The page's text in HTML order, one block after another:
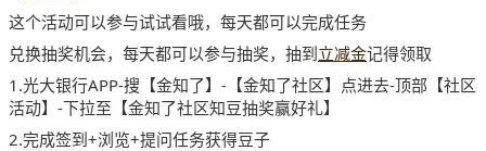
这个活动可以参与试试看哦，每天都可以完成任务
兑换抽奖机会，每天都可以参与抽奖，抽到立减金记得领取
1.光大银行APP-搜【金知了】-【金知了社区】点进去-顶部【社区
活动】-下拉至【金知了社区知豆抽奖赢好礼】
2.完成签到+浏览+提问任务获得豆子